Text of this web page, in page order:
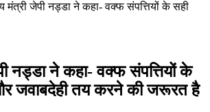
मंत्री जेपी नड्डा ने कहा- वक्फ संपत्तियों के सही
नड्डा ने कहा- वक्फ संपत्तियों के
जवाबदेही तय करने की जरूरत है